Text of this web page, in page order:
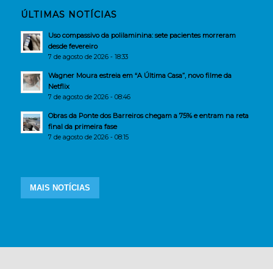
ÚLTIMAS NOTÍCIAS
Uso compassivo da polilaminina: sete pacientes morreram
desde fevereiro
7 de agosto de 2026 - 18:33
Wagner Moura estreia em “A Última Casa”, novo filme da
Netflix
7 de agosto de 2026 - 08:46
Obras da Ponte dos Barreiros chegam a 75% e entram na reta
final da primeira fase
7 de agosto de 2026 - 08:15
MAIS NOTÍCIAS